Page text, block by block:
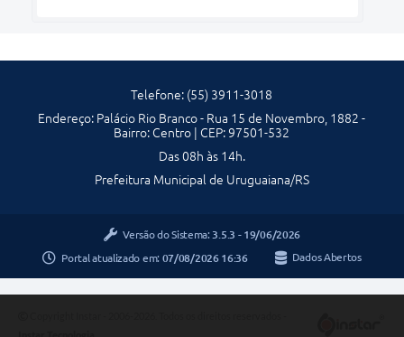
Telefone: (55) 3911-3018
Endereço: Palácio Rio Branco - Rua 15 de Novembro, 1882 -
Bairro: Centro | CEP: 97501-532
Das 08h às 14h.
Prefeitura Municipal de Uruguaiana/RS
Versão do Sistema: 3.5.3 - 19/06/2026
Portal atualizado em: 07/08/2026 16:36 Dados Abertos